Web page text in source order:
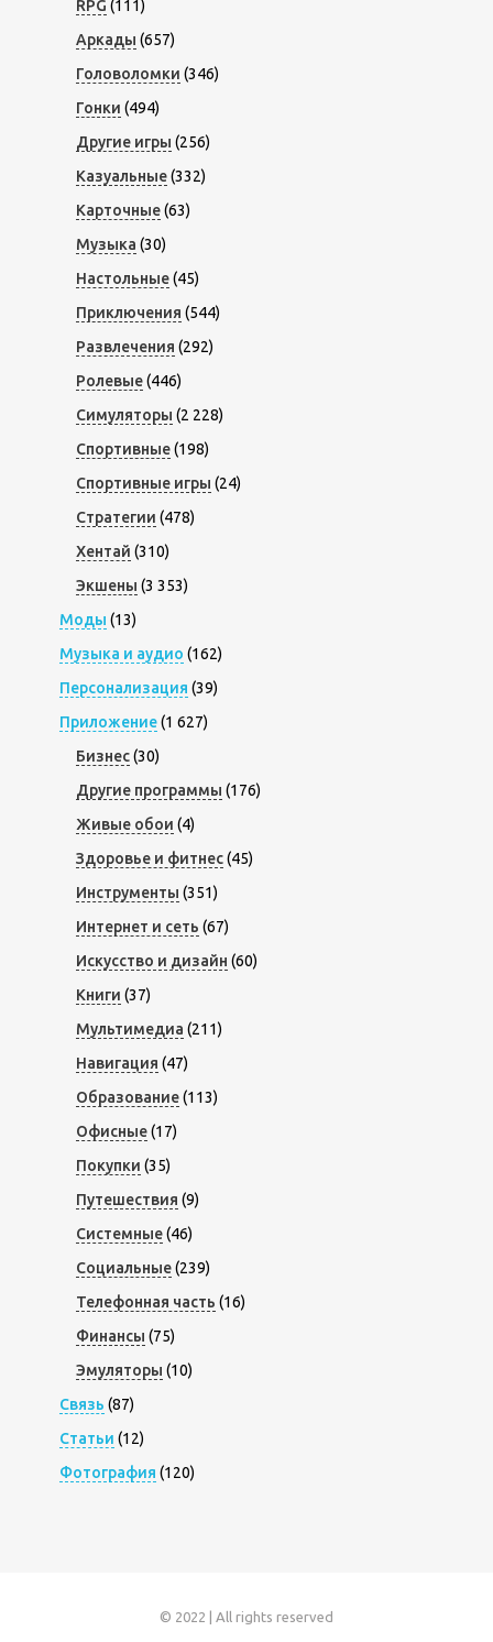
RPG (111)
Аркады (657)
Головоломки (346)
Гонки (494)
Другие игры (256)
Казуальные(332)
Карточные(63)
Музыка (30)
Настольные(45)
Приключения (544)
Развлечения (292)
Ролевые(446)
Симуляторы (2 228)
Спортивные(198)
Спортивные игры (24)
Стратегии (478)
Хентай (310)
Экшены (3 353)
Моды (13)
Музыка и аудио (162)
Персонализация (39)
Приложение(1 627)
Бизнес(30)
Другие программы (176)
Живые обои (4)
Здоровье и фитнес(45)
Инструменты (351)
Интернет и сеть (67)
Искусство и дизайн (60)
Книги (37)
Мультимедиа (211)
Навигация (47)
Образование(113)
Офисные(17)
Покупки (35)
Путешествия (9)
Системные(46)
Социальные(239)
Телефонная часть (16)
Финансы (75)
Эмуляторы (10)
Связь (87)
Статьи (12)
Фотография (120)
© 2022 | All rights reserved